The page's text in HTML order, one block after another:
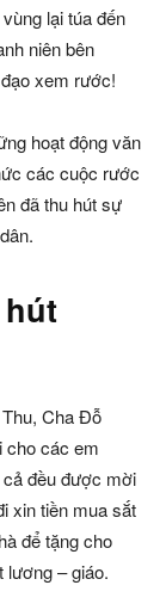
lại túa đến
niên bên
xem rước!
hoạt động văn
các cuộc rước
đã thu hút sự
Cha Đỗ
cho các em
cả đều được mời
xin tiền mua sắt
để tặng cho
lương – giáo.